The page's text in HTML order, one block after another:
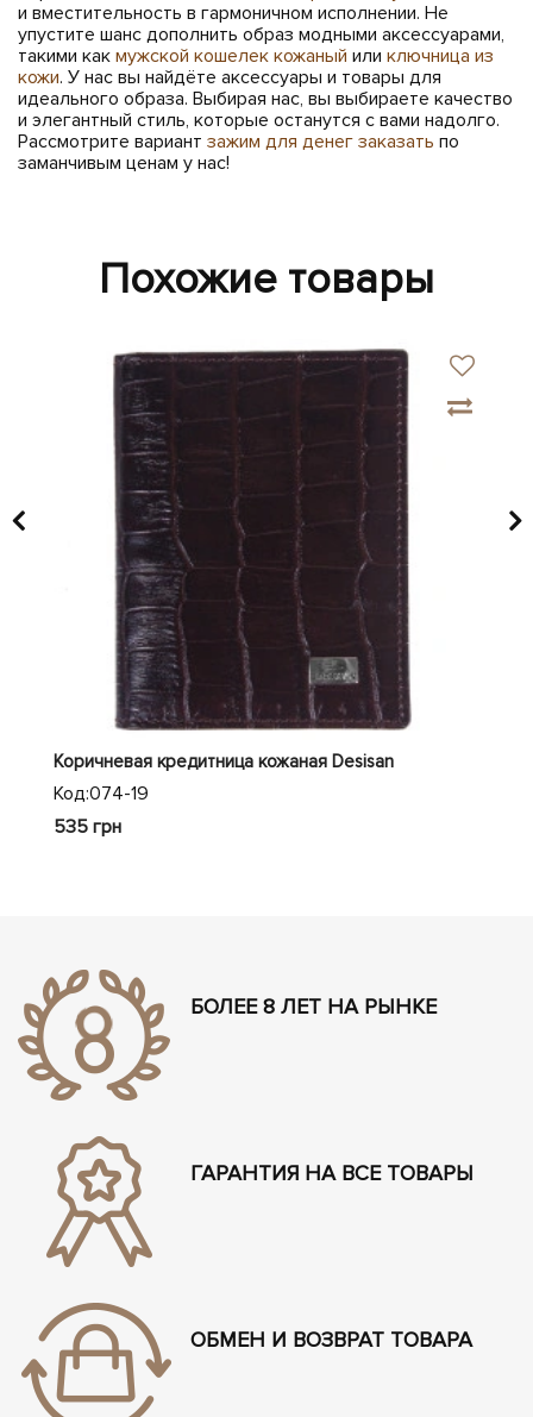
и вместительность в гармоничном исполнении. Не
упустите шанс дополнить образ модными аксессуарами,
такими как мужской кошелек кожаный или ключница из
кожи. У нас вы найдёте аксессуары и товары для
идеального образа. Выбирая нас, вы выбираете качество
и элегантный стиль, которые останутся с вами надолго.
Рассмотрите вариант зажим для денег заказать по
заманчивым ценам у нас!
Похожие товары
Коричневая кредитница кожаная Desisan
Код:074-19
535 грн
БОЛЕЕ 8 ЛЕТ НА РЫНКЕ
ГАРАНТИЯ НА ВСЕ ТОВАРЫ
ОБМЕН И ВОЗВРАТ ТОВАРА